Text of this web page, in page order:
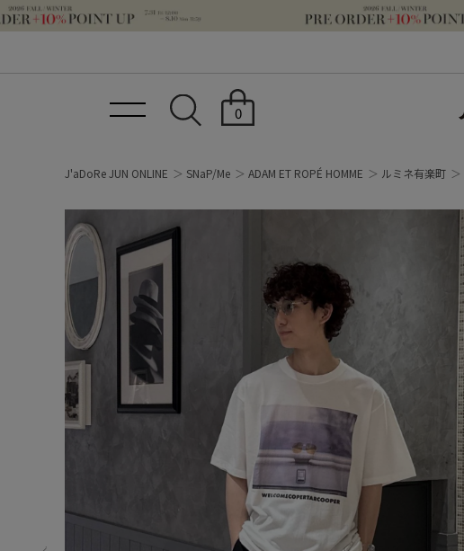
0
J'aDoRe JUN ONLINE SNaP/Me ADAM ET ROPÉ HOMME ルミネ有楽町